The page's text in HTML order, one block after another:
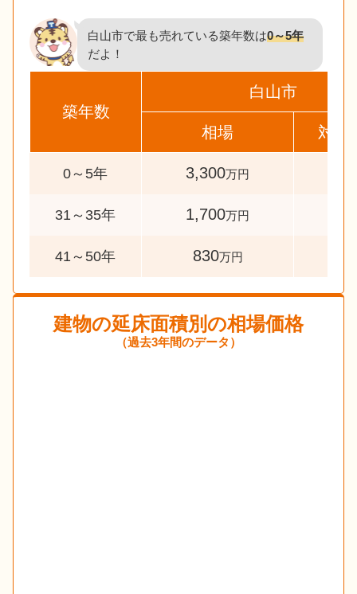
白山市で最も売れている築年数は0～5年
だよ！
築年数
白山市
相場 対象
0～5年 3,300万円
31～35年 1,700万円
41～50年 830万円
建物の延床面積別の相場価格
（過去3年間のデータ）